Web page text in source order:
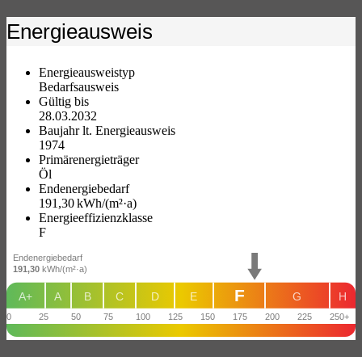
Energieausweis
Energieausweistyp
Bedarfs­ausweis
Gültig bis
28.03.2032
Baujahr lt. Energieausweis
1974
Primärenergieträger
Öl
Endenergie­bedarf
191,30 kWh/(m²·a)
Energie­effizienz­klasse
F
0 25 50 75 100 125 150 175 200 225 250+
H
G
E
D
C
B
A
A+ F
Endenergiebedarf
191,30 kWh/(m²·a)